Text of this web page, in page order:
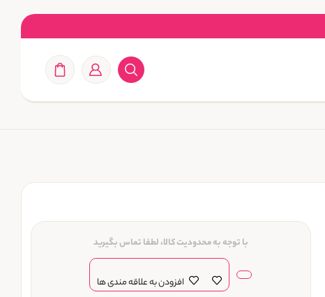
با توجه به محدودیت کالا، لطفا تماس بگیرید
افزودن به علاقه مندی ها